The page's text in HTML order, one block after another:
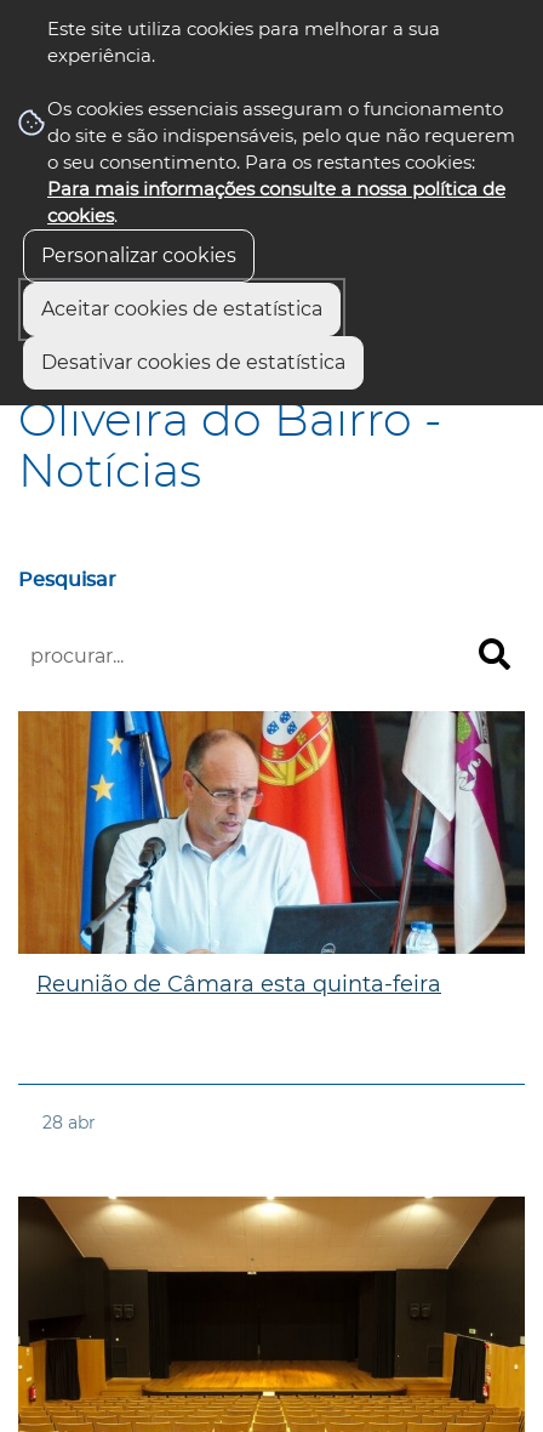
Este site utiliza cookies para melhorar a sua
experiência.
Os cookies essenciais asseguram o funcionamento
do site e são indispensáveis, pelo que não requerem
o seu consentimento. Para os restantes cookies:
Para mais informações consulte a nossa política de
cookies.
Personalizar cookies
Aceitar cookies de estatística
Desativar cookies de estatística
nos select language
Início Oliveira do Bairro - Notícias
Oliveira do Bairro -
Notícias
Pesquisar
Reunião de Câmara esta quinta-feira
28 abr